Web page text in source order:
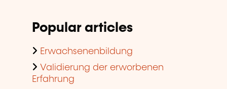
Popular articles
Erwachsenenbildung
Validierung der erworbenen
Erfahrung